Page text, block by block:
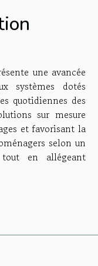
une avancée
systèmes dotés
quotidiennes des
sur mesure
et favorisant la
selon un
en allégeant